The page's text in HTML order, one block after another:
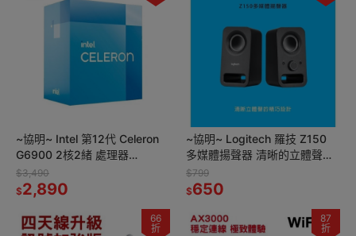
~協明~ Intel 第12代 Celeron
G6900 2核2緒 處理器
3.4Ghz/LGA1700
$3,490
$2,890
~協明~ Logitech 羅技 Z150
多媒體揚聲器 清晰的立體聲音
效
$799
$650
66
折
87
折